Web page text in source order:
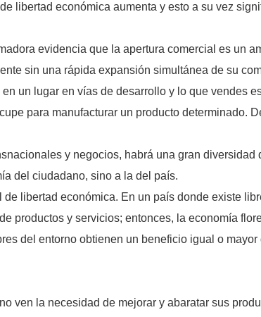
libertad económica aumenta y esto a su vez
evidencia que la apertura comercial es un
sin una rápida expansión simultánea de su
un lugar en vías de desarrollo y lo que vendes
para manufacturar un producto determinado.
y negocios, habrá una gran
del ciudadano, sino a la del país.
libertad económica. En un país donde existe
productos y servicios; entonces, la economía
del entorno obtienen un beneficio igual o
ven la necesidad de mejorar y abaratar sus